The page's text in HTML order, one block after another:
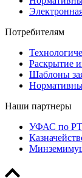
Потребителям
Раскрытие
Шаблоны
Наши партнеры
УФАС по РТ